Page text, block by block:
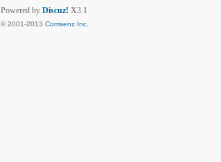
Powered by Discuz! X3.1
© 2001-2013 Comsenz Inc.